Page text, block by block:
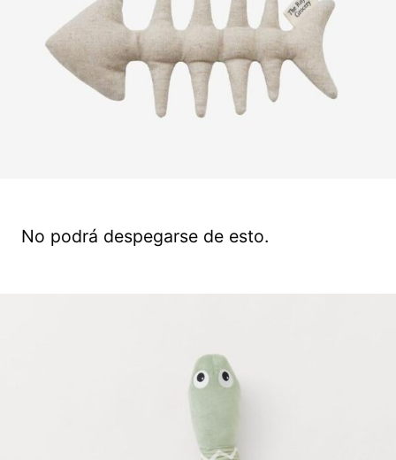
No podrá despegarse de esto.